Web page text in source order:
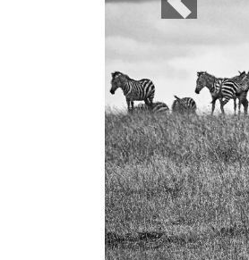
Previous